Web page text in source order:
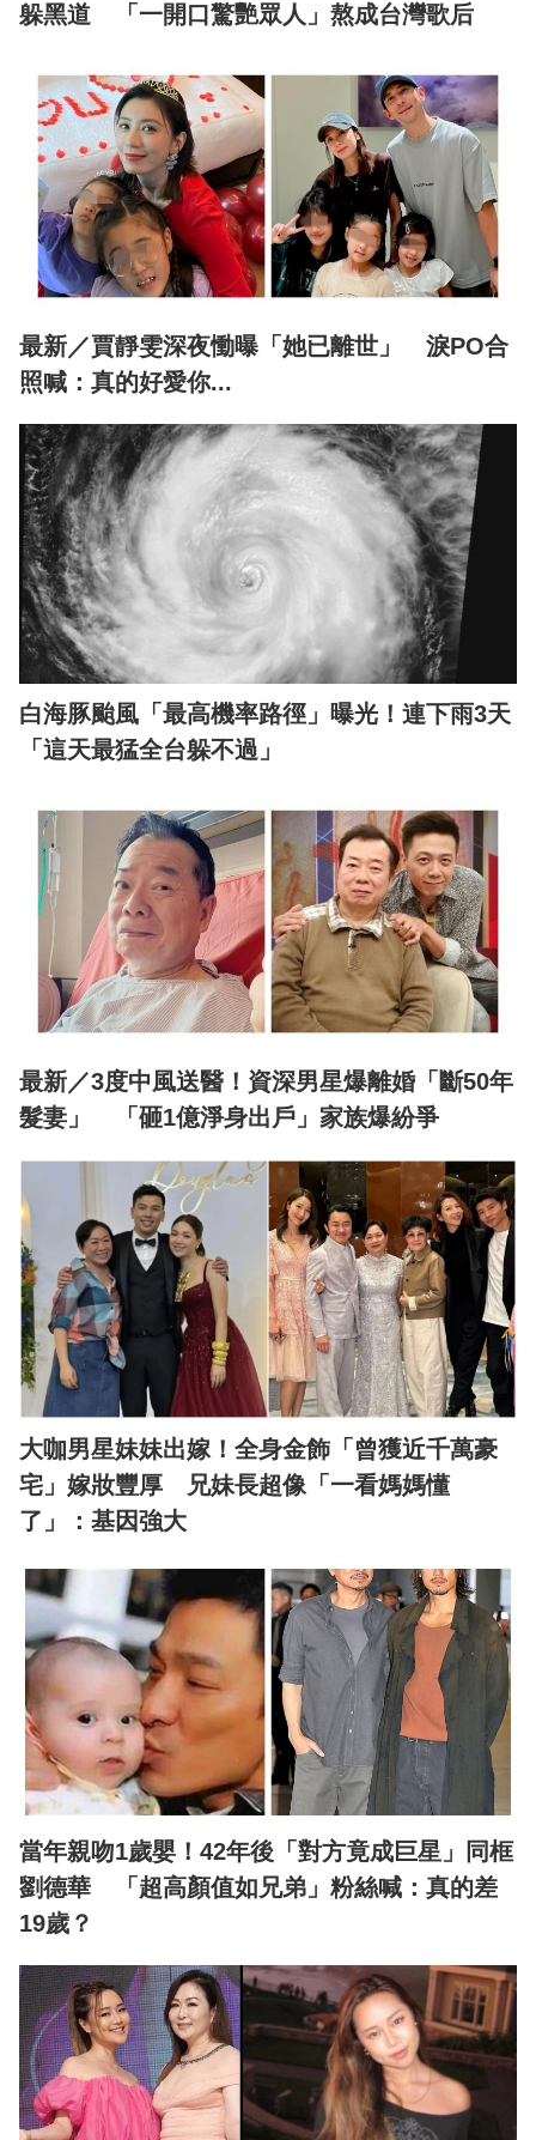
躲黑道 「一開口驚艷眾人」熬成台灣歌后
最新／賈靜雯深夜慟曝「她已離世」 淚PO合
照喊：真的好愛你...
白海豚颱風「最高機率路徑」曝光！連下雨3天
「這天最猛全台躲不過」
最新／3度中風送醫！資深男星爆離婚「斷50年
髮妻」 「砸1億淨身出戶」家族爆紛爭
大咖男星妹妹出嫁！全身金飾「曾獲近千萬豪
宅」嫁妝豐厚 兄妹長超像「一看媽媽懂
了」：基因強大
當年親吻1歲嬰！42年後「對方竟成巨星」同框
劉德華 「超高顏值如兄弟」粉絲喊：真的差
19歲？